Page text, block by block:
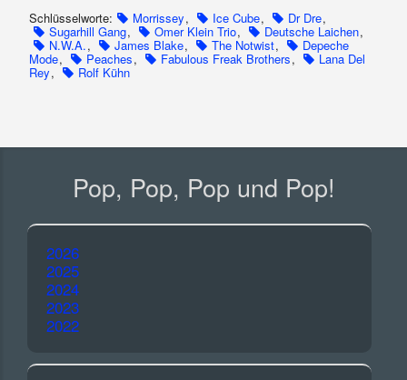
Schlüsselworte: Morrissey, Ice Cube, Dr Dre,
Sugarhill Gang, Omer Klein Trio, Deutsche Laichen,
N.W.A., James Blake, The Notwist, Depeche
Mode, Peaches, Fabulous Freak Brothers, Lana Del
Rey, Rolf Kühn
Pop, Pop, Pop und Pop!
2026
2025
2024
2023
2022